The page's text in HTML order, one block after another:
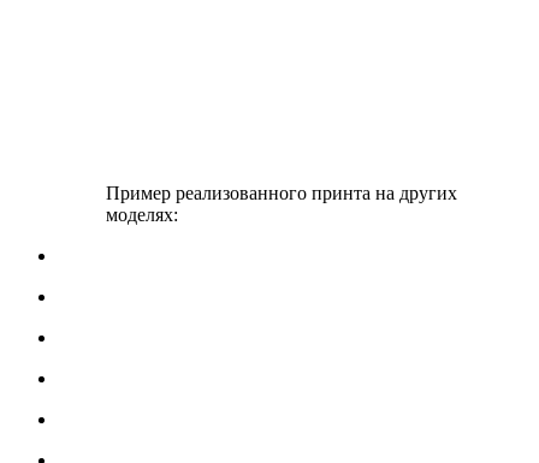
Пример реализованного принта на других
моделях: